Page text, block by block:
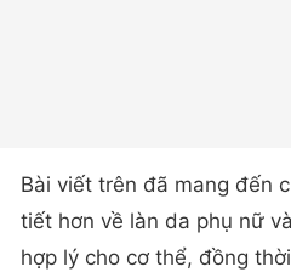
Bài viết trên đã mang đến
tiết hơn về làn da phụ nữ
hợp lý cho cơ thể, đồng